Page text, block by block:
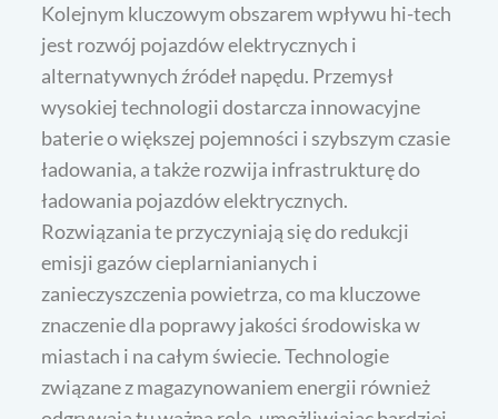
Kolejnym kluczowym obszarem wpływu hi-tech
jest rozwój pojazdów elektrycznych i
alternatywnych źródeł napędu. Przemysł
wysokiej technologii dostarcza innowacyjne
baterie o większej pojemności i szybszym czasie
ładowania, a także rozwija infrastrukturę do
ładowania pojazdów elektrycznych.
Rozwiązania te przyczyniają się do redukcji
emisji gazów cieplarnianianych i
zanieczyszczenia powietrza, co ma kluczowe
znaczenie dla poprawy jakości środowiska w
miastach i na całym świecie. Technologie
związane z magazynowaniem energii również